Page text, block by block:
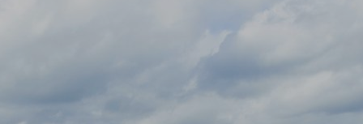
Insights